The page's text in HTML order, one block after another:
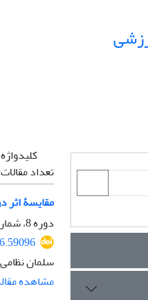
تعداد
مقایسۀ اثر
دوره 8، شماره 2، تابستان 1395، صفحه
سلمان
مشاهده